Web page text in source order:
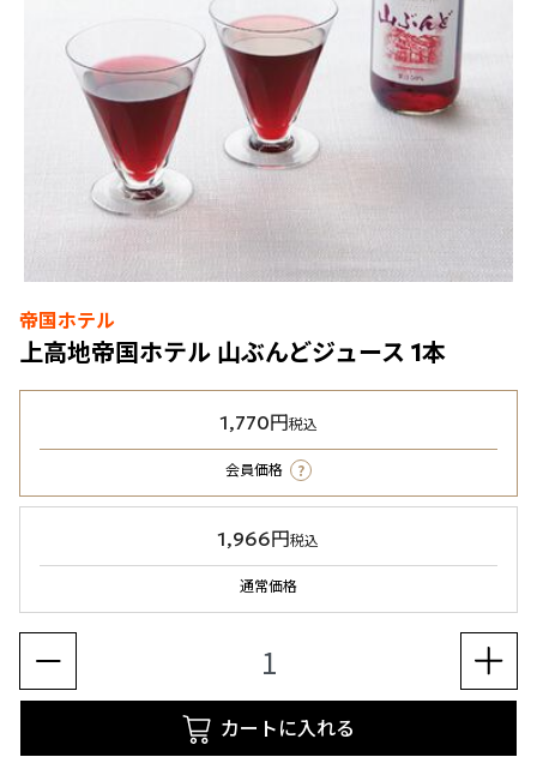
帝国ホテル
上高地帝国ホテル 山ぶんどジュース 1本
1,770円税込
会員価格 ?
1,966円税込
通常価格
カートに入れる